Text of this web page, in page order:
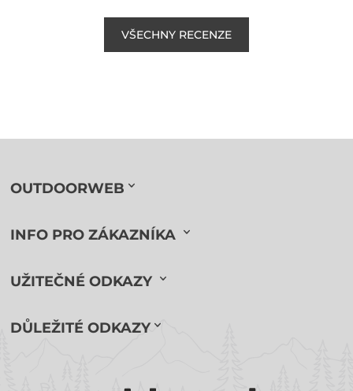
VŠECHNY RECENZE
OUTDOORWEB
INFO PRO ZÁKAZNÍKA
UŽITEČNÉ ODKAZY
DŮLEŽITÉ ODKAZY